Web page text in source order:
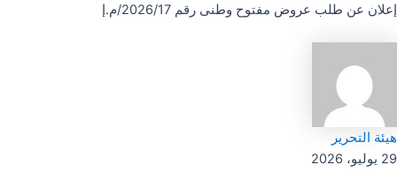
إعلان عن طلب عروض مفتوح وطنى رقم 2026/17/م.إ
هيئة التحرير
29 يوليو، 2026